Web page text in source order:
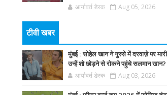
आर्यावर्त डेस्क Aug 05, 2026
टीवी खबर
मुंबई : सोहेल खान ने गुस्से में दरवाज़े पर
उन्हें शो छोड़ने से रोकने पहुंचे सलमान खान?
आर्यावर्त डेस्क Aug 03, 2026